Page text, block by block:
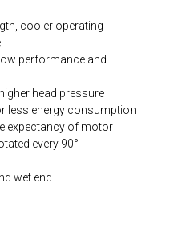
cooler operating
performance and
head pressure
less energy consumption
expectancy of motor
every 90°
wet end